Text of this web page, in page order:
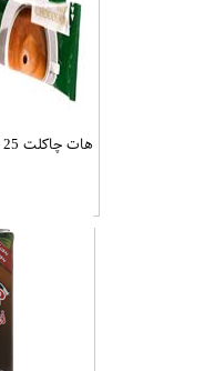
هات چاکلت 25 گرمی برند مولتي کافه